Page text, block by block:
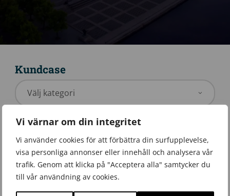
Vi värnar om din integritet
Vi använder cookies för att förbättra din surfupplevelse,
visa personliga annonser eller innehåll och analysera vår
trafik. Genom att klicka på "Acceptera alla" samtycker du
till vår användning av cookies.
Kundcase
Analysarbete, Projektledning, Säkerhetsskydd,
Säkerhetsskydd, Säkerhetsskyddsanalys